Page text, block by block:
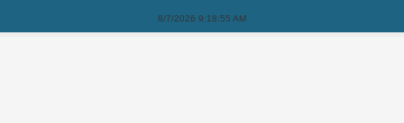
8/7/2026 9:18:55 AM